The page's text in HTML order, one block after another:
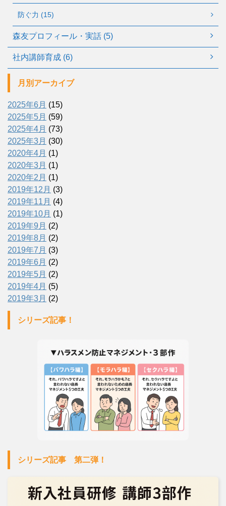
防ぐ力 (15)
森友プロフィール・実話 (5)
社内講師育成 (6)
月別アーカイブ
2025年6月 (15)
2025年5月 (59)
2025年4月 (73)
2025年3月 (30)
2020年4月 (1)
2020年3月 (1)
2020年2月 (1)
2019年12月 (3)
2019年11月 (4)
2019年10月 (1)
2019年9月 (2)
2019年8月 (2)
2019年7月 (3)
2019年6月 (2)
2019年5月 (2)
2019年4月 (5)
2019年3月 (2)
シリーズ記事！
シリーズ記事 第二弾！